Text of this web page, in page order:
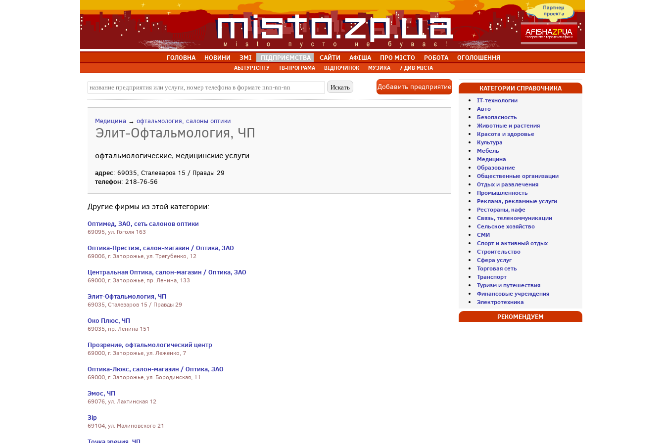
ГОЛОВНА НОВИНИ ЗМІ ПІДПРИЄМСТВА САЙТИ АФІША ПРО МІСТО РОБОТА ОГОЛОШЕННЯ
АБІТУРІЄНТУ ТВ-ПРОГРАМА ВІДПОЧИНОК МУЗИКА 7 ДИВ МІСТА
Добавить предприятие
Медицина → офтальмология, салоны оптики
Элит-Офтальмология, ЧП
офтальмологические, медицинские услуги
адрес: 69035, Сталеваров 15 / Правды 29
телефон: 218-76-56
Другие фирмы из этой категории:
Оптимед, ЗАО, сеть салонов оптики
69095, ул. Гоголя 163
Оптика-Престиж, салон-магазин / Оптика, ЗАО
69006, г. Запорожье, ул. Трегубенко, 12
Центральная Оптика, салон-магазин / Оптика, ЗАО
69000, г. Запорожье, пр. Ленина, 133
Элит-Офтальмология, ЧП
69035, Сталеваров 15 / Правды 29
Око Плюс, ЧП
69035, пр. Ленина 151
Прозрение, офтальмологический центр
69000, г. Запорожье, ул. Леженко, 7
Оптика-Люкс, салон-магазин / Оптика, ЗАО
69000, г. Запорожье, ул. Бородинская, 11
Эмос, ЧП
69076, ул. Лахтинская 12
Зiр
69104, ул. Малиновского 21
КАТЕГОРИИ СПРАВОЧНИКА
IT-технологии
Авто
Безопасность
Животные и растения
Красота и здоровье
Культура
Мебель
Медицина
Образование
Общественные организации
Отдых и развлечения
Промышленность
Реклама, рекламные услуги
Рестораны, кафе
Связь, телекоммуникации
Сельское хозяйство
СМИ
Спорт и активный отдых
Строительство
Сфера услуг
Торговая сеть
Транспорт
Туризм и путешествия
Финансовые учреждения
Электротехника
РЕКОМЕНДУЕМ